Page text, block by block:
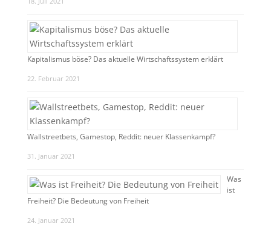
Kapitalismus böse? Das aktuelle Wirtschaftssystem erklärt
22. Februar 2021
Wallstreetbets, Gamestop, Reddit: neuer Klassenkampf?
31. Januar 2021
Was
ist
Freiheit? Die Bedeutung von Freiheit
24. Januar 2021